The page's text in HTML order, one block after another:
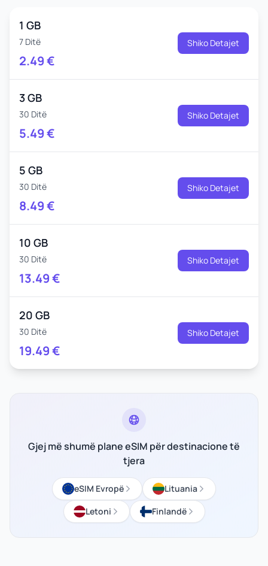
1 GB
7 Ditë
2.49€
Shiko Detajet
3 GB
30 Ditë
5.49€
Shiko Detajet
5 GB
30 Ditë
8.49€
Shiko Detajet
10 GB
30 Ditë
13.49€
Shiko Detajet
20 GB
30 Ditë
19.49€
Shiko Detajet
Gjej më shumë plane eSIM për destinacione të
tjera
eSIM Evropë
Lituania
Letoni
Finlandë